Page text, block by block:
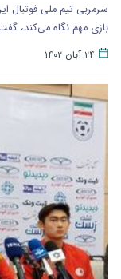
سرمربی تیم ملی فوتبال
بازی مهم نگاه می‌کند،
۲۴ آبان ۱۴۰۲